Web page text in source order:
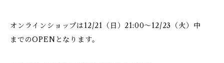
オンラインショップは12/21（日）21:00〜12/23（火）中
までのOPENとなります。